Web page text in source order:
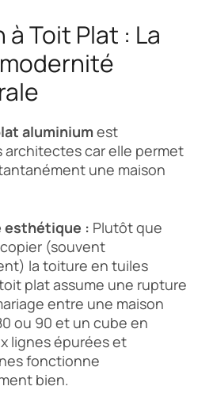
à Toit Plat : La
aluminium est
architectes car elle permet
une maison
esthétique : Plutôt que
copier (souvent
la toiture en tuiles
plat assume une rupture
entre une maison
ou 90 et un cube en
lignes épurées et
fonctionne
bien.